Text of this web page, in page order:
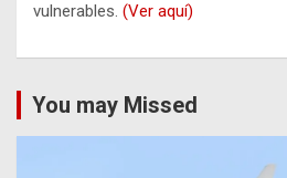
vulnerables. (Ver aquí)
You may Missed